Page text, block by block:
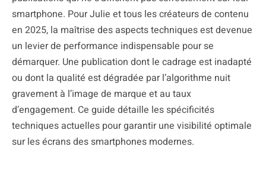
smartphone. Pour Julie et tous les créateurs de contenu
en 2025, la maîtrise des aspects techniques est devenue
un levier de performance indispensable pour se
démarquer. Une publication dont le cadrage est inadapté
ou dont la qualité est dégradée par l’algorithme nuit
gravement à l’image de marque et au taux
d’engagement. Ce guide détaille les spécificités
techniques actuelles pour garantir une visibilité optimale
sur les écrans des smartphones modernes.